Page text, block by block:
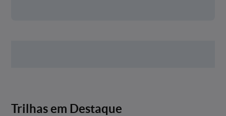
Trilhas em Destaque